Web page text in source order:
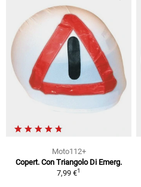
Moto112+
Copert. Con Triangolo Di Emerg.
7,99 €1